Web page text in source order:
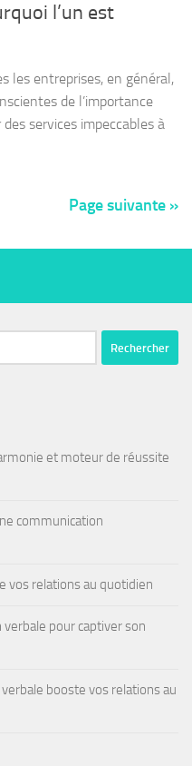
l’un est
les entreprises, en général,
de l’importance
services impeccables à
Page suivante »
et moteur de réussite
communication
vos relations au quotidien
pour captiver son
booste vos relations au